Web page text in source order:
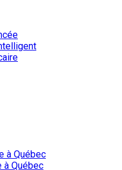
à Québec
à Québec